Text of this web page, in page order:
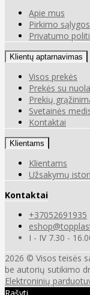
Apie mus
Pirkimo
Privatumo
Klientų aptarnavimas
Visos prekės
Prekės su
Prekių
Svetainės
Kontaktai
Klientams
Klientams
Užsakymų
Kontaktai
+37052691935
I - IV 7.30 -
2026 © Visos teisės
be autorių sutikimo
Elektroninių